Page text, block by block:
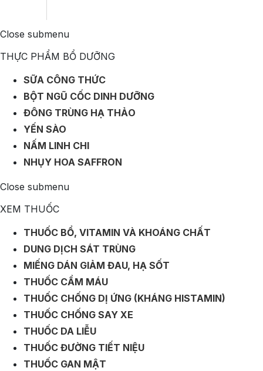
Close submenu
THỰC PHẨM BỔ DƯỠNG
SỮA CÔNG THỨC
BỘT NGŨ CỐC DINH DƯỠNG
ĐÔNG TRÙNG HẠ THẢO
YẾN SÀO
NẤM LINH CHI
NHỤY HOA SAFFRON
Close submenu
XEM THUỐC
THUỐC BỔ, VITAMIN VÀ KHOÁNG CHẤT
DUNG DỊCH SÁT TRÙNG
MIẾNG DÁN GIẢM ĐAU, HẠ SỐT
THUỐC CẦM MÁU
THUỐC CHỐNG DỊ ỨNG (KHÁNG HISTAMIN)
THUỐC CHỐNG SAY XE
THUỐC DA LIỄU
THUỐC ĐƯỜNG TIẾT NIỆU
THUỐC GAN MẬT